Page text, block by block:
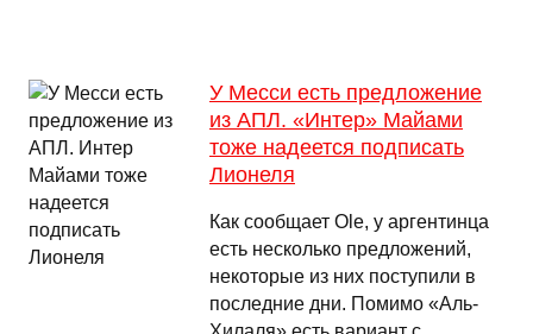
У Месси есть предложение
из АПЛ. «Интер» Майами
тоже надеется подписать
Лионеля
Как сообщает Ole, у аргентинца
есть несколько предложений,
некоторые из них поступили в
последние дни. Помимо «Аль-